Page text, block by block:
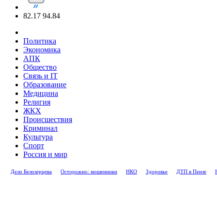
82.17 94.84
Политика
Экономика
АПК
Общество
Связь и IT
Образование
Медицина
Религия
ЖКХ
Происшествия
Криминал
Культура
Спорт
Россия и мир
Дело Белозерцева Осторожно: мошенники НКО Здоровье ДТП в Пензе